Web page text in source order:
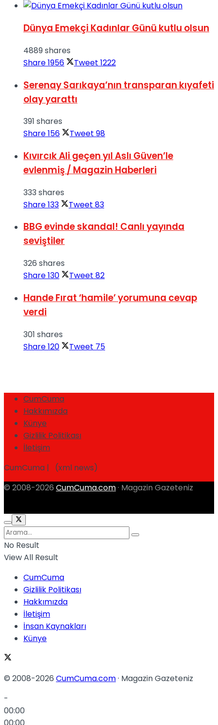
Dünya Emekçi Kadınlar Günü kutlu olsun
4889 shares
Share1956 Tweet 1222
Serenay Sarıkaya’nın transparan kıyafeti
olay yarattı
391 shares
Share156 Tweet 98
Kıvırcık Ali geçen yıl Aslı Güven’le
evlenmiş / Magazin Haberleri
333 shares
Share133 Tweet 83
BBG evinde skandal! Canlı yayında
seviştiler
326 shares
Share130 Tweet 82
Hande Fırat ‘hamile’ yorumuna cevap
verdi
301 shares
Share120 Tweet 75
CumCuma
Hakkımızda
Künye
Gizlilik Politikası
İletişim
CumCuma | (xml news)
© 2008-2026 CumCuma.com · Magazin Gazeteniz
No Result
View All Result
CumCuma
Gizlilik Politikası
Hakkımızda
İletişim
İnsan Kaynakları
Künye
© 2008-2026 CumCuma.com· Magazin Gazeteniz
-
00:00
00:00